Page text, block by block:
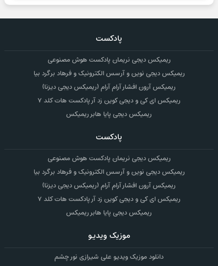
پادکست
ریمیکس دیجی نریمان پادکست هوش مصنوعی
ریمیکس دیجی نوین و آرسس الکترونیک و فرهاد برگرد بیا
ریمیکس آرون افشار آرام آرام (ریمیکس دیجی دیزنا)
ریمیکس ای کی و دیجی کوین زد آر پادکست هات کلد ۷
ریمیکس دیجی پایا هابر ریمیکس
پادکست
ریمیکس دیجی نریمان پادکست هوش مصنوعی
ریمیکس دیجی نوین و آرسس الکترونیک و فرهاد برگرد بیا
ریمیکس آرون افشار آرام آرام (ریمیکس دیجی دیزنا)
ریمیکس ای کی و دیجی کوین زد آر پادکست هات کلد ۷
ریمیکس دیجی پایا هابر ریمیکس
موزیک ویدیو
دانلود موزیک ویدیو علی شیرازی نور چشم